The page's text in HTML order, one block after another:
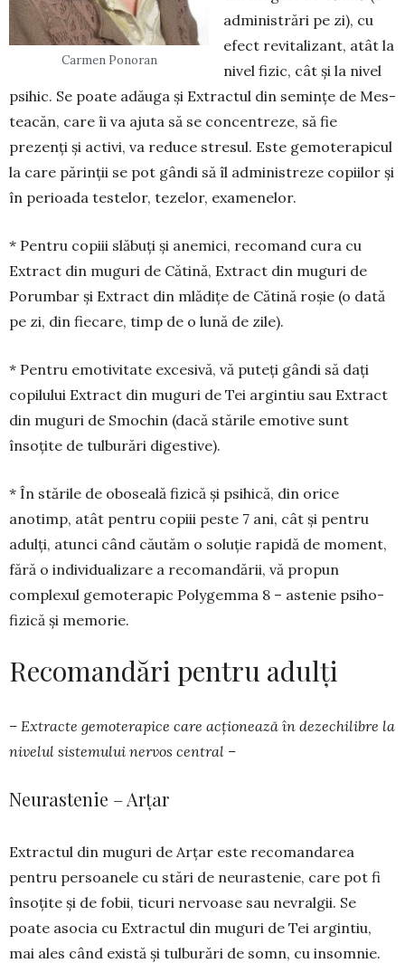
Carmen Ponoran
ad­ministrări pe zi), cu
efect revita­lizant, atât la
nivel fizic, cât și la nivel
psi­hic. Se poate adău­ga și Ex­tractul din semințe de Mes­
teacăn, care îi va ajuta să se con­cen­treze, să fie
prezenți și ac­tivi, va re­duce stresul. Este gemoterapicul
la care părinții se pot gândi să îl administreze copiilor și
în perioada testelor, tezelor, examenelor.
* Pentru copiii slăbuți și anemici, recomand cura cu
Extract din muguri de Cătină, Extract din muguri de
Porumbar și Extract din mlădițe de Cătină roșie (o dată
pe zi, din fiecare, timp de o lună de zile).
* Pentru emotivitate excesivă, vă puteți gândi să dați
copilului Extract din muguri de Tei argintiu sau Extract
din muguri de Smochin (dacă stările emotive sunt
însoțite de tulburări digestive).
* În stările de oboseală fizică și psihică, din orice
anotimp, atât pentru copiii peste 7 ani, cât și pentru
adulți, atunci când căutăm o soluție ra­pidă de moment,
fără o individualizare a recoman­dării, vă propun
complexul gemoterapic Poly­gemma 8 – astenie psiho-
fizică și memorie.
Recomandări pentru adulți
– Extracte gemoterapice care acționează în dezechilibre la
nivelul sistemului nervos central –
Neurastenie – Arțar
Extractul din muguri de Arțar este recoman­darea
pentru persoanele cu stări de neurastenie, care pot fi
însoțite și de fobii, ticuri nervoase sau nevralgii. Se
poate asocia cu Extractul din muguri de Tei ar­gintiu,
mai ales când există și tul­bu­rări de somn, cu insomnie.